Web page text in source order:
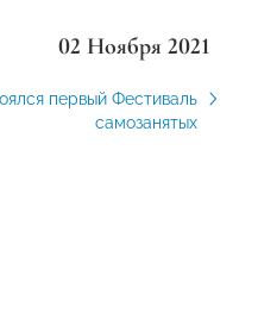
02 Ноября 2021
первый Фестиваль
самозанятых